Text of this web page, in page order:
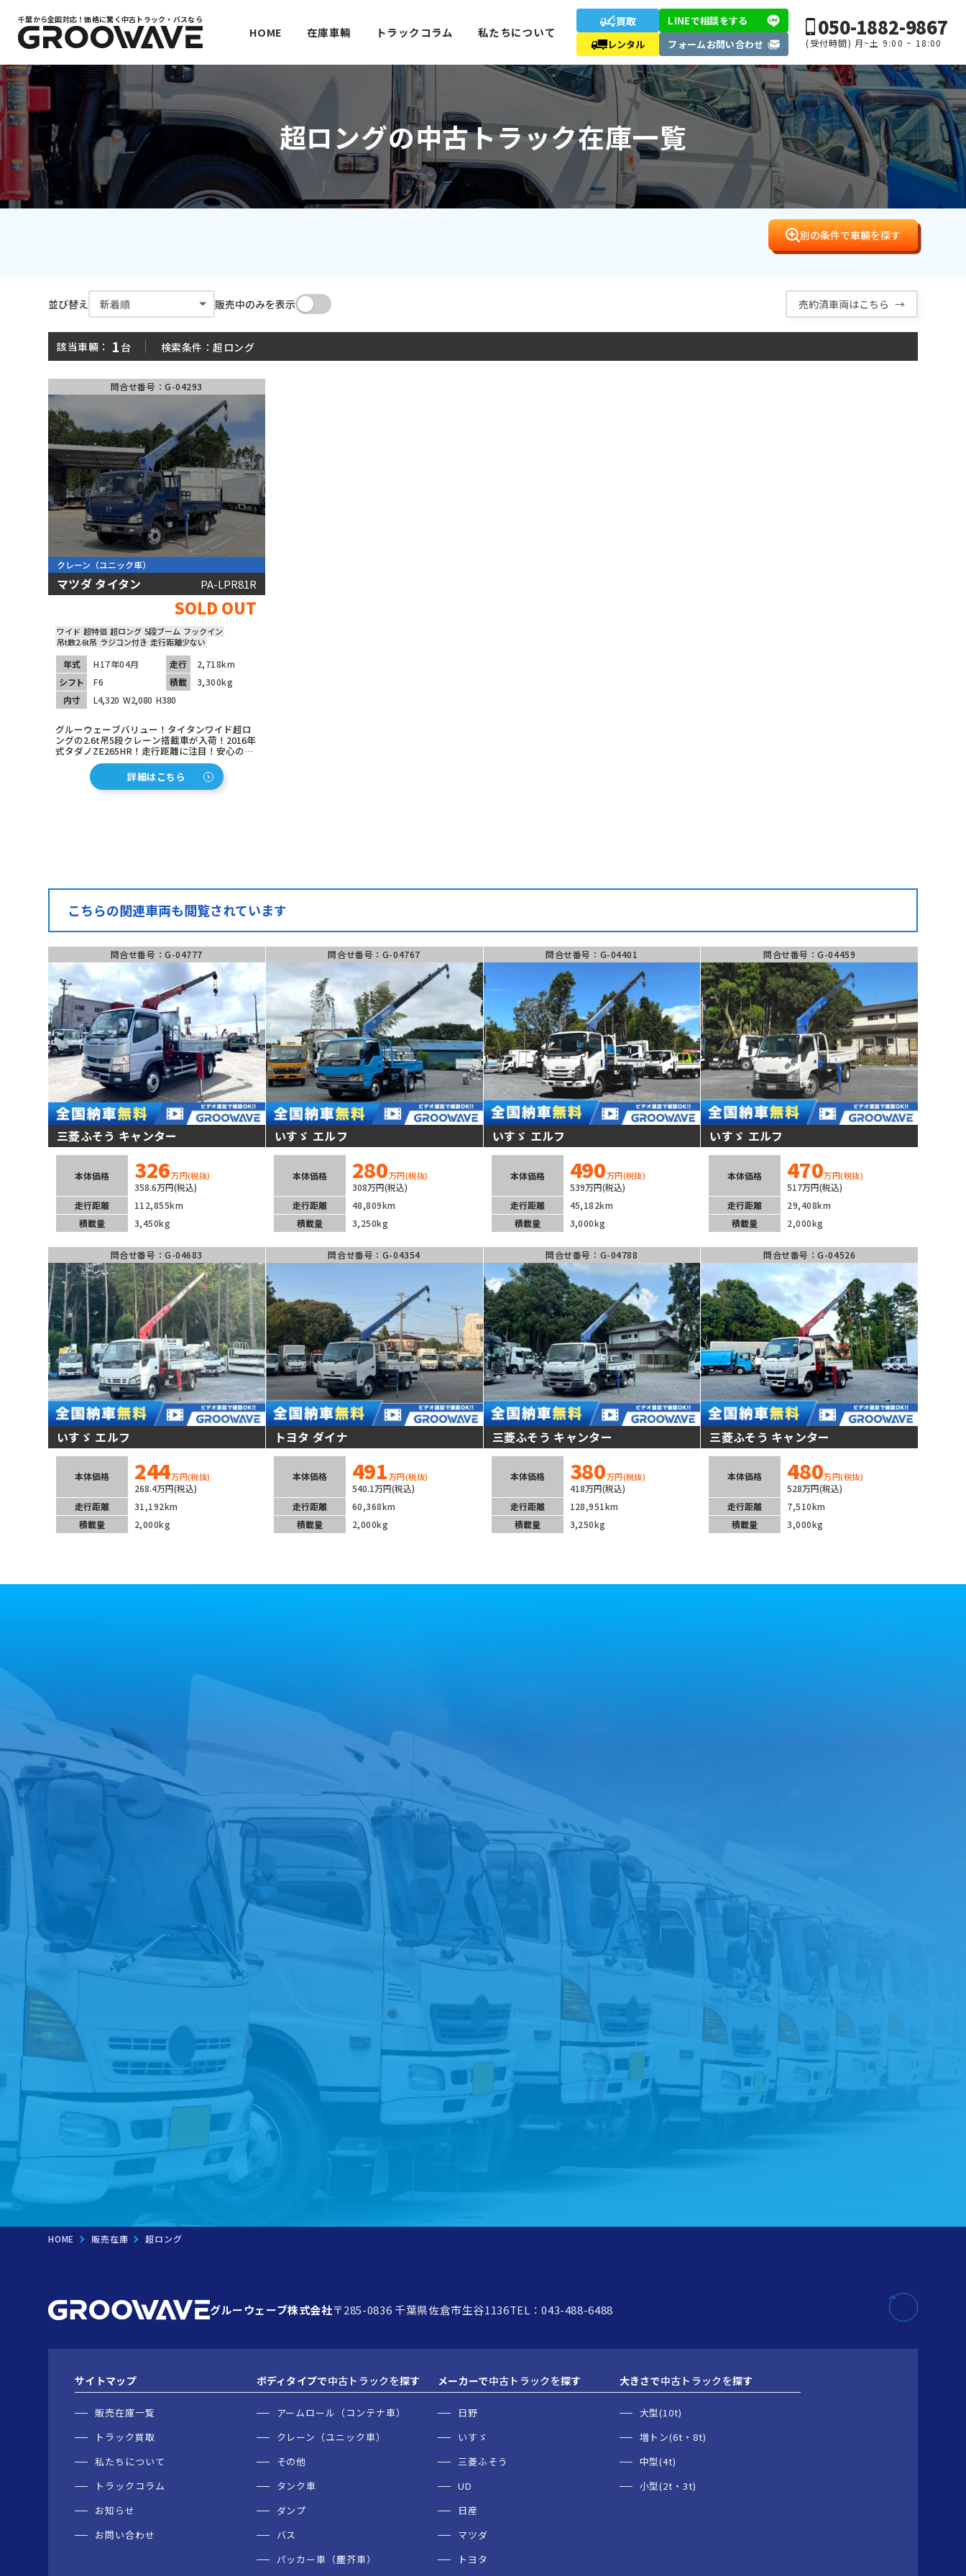
千葉から全国対応！価格に驚く中古トラック・バスなら
HOME 在庫車輛 トラックコラム 私たちについて
買取
レンタル
LINEで相談をする
フォームお問い合わせ
050-1882-9867
(受付時間) 月~土 9:00 ~ 18:00
超ロングの中古トラック在庫一覧
別の条件で車輛を探す
平ボディ ダンプ クレーン バン･ウィング 冷凍車 アームロール･フックロール キャリアカー･ローダー
ミキサー車
■ 中古車両がカンタンに見つかる!
形状
大きさ
大型 増トン 中型
年式
並び替え 販売中のみを表示 売約済車両はこちら
該当車輛： 1 台 検索条件：超ロング
問合せ番号：G-04293
クレーン （ユニック車）
マツダ タイタン PA-LPR81R
SOLD OUT
ワイド 超特価 超ロング 5段ブーム フックイン
吊t数2.6t吊 ラジコン付き 走行距離少ない
年式 H17年04月 走行
2,718km
シフト
F6 積載
3,300kg
内寸
L4,320 W2,080 H380
グルーウェーブバリュー！タイタンワイド超ロ
ングの2.6t吊5段クレーン搭載車が入荷！2016年
式タダノZE265HR！走行距離に注目！安心の6
速マニュアル！ベース車にも最適な1台です！
詳細はこちら
こちらの関連車両も閲覧されています
問合せ番号：G-04777
三菱ふそう キャンター
本体価格 326万円(税抜)
358.6万円(税込)
走行距離
112,855km
積載量
3,450kg
問合せ番号：G-04767
いすゞ エルフ
本体価格 280万円(税抜)
308万円(税込)
走行距離
48,809km
積載量
3,250kg
問合せ番号：G-04401
いすゞ エルフ
本体価格 490万円(税抜)
539万円(税込)
走行距離
45,182km
積載量
3,000kg
問合せ番号：G-04459
いすゞ エルフ
本体価格 470万円(税抜)
517万円(税込)
走行距離
29,408km
積載量
2,000kg
問合せ番号：G-04683
いすゞ エルフ
本体価格 244万円(税抜)
268.4万円(税込)
走行距離
31,192km
積載量
2,000kg
問合せ番号：G-04354
トヨタ ダイナ
本体価格 491万円(税抜)
540.1万円(税込)
走行距離
60,368km
積載量
2,000kg
問合せ番号：G-04788
三菱ふそう キャンター
本体価格 380万円(税抜)
418万円(税込)
走行距離
128,951km
積載量
3,250kg
問合せ番号：G-04526
三菱ふそう キャンター
本体価格 480万円(税抜)
528万円(税込)
走行距離
7,510km
積載量
3,000kg
tel.050-1882-9867 お問い合わせフォームへ
LINEでお問い合わせ
トラック買取を
ご希望の方は こちら
HOME 販売在庫 超ロング
グルーウェーブ株式会社〒285-0836 千葉県佐倉市生谷1136TEL：043-488-6488
サイトマップ
販売在庫一覧
トラック買取
私たちについて
トラックコラム
お知らせ
お問い合わせ
ボディタイプで中古トラックを探す
アームロール（コンテナ車）
クレーン（ユニック車）
その他
タンク車
ダンプ
バス
パッカー車（塵芥車）
メーカーで中古トラックを探す
日野
いすゞ
三菱ふそう
UD
日産
マツダ
トヨタ
大きさで中古トラックを探す
大型(10t)
増トン(6t・8t)
中型(4t)
小型(2t・3t)